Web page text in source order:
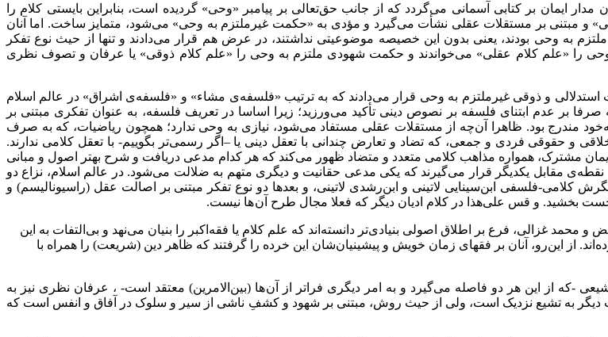
ایمان بر کتابی آسمانی می‌گردد که از جانب حق‌تعالی بر پیامبر «وحی» گردیده است، بنابراین بایستی کلام را
و مبتنی بر مستقلات عقلی نشأت می‌گیرد و مؤدی به «حکمت غیرملتزم به وحی» می‌شود، متمایز ساخت. اما آنان
به وحی بودند، یعنی بدون این خصیصه موضوعیتی نداشتند، در عرض هم قرار می‌دادند و تنها از حیث نوع تفکر
وحی را «علم کلام عقلی» می‌خواندند و حکمت شهودی ملتزم به وحی را «علم کلام ذوقی» یا عرفان و تصوف نظری
و ذوقی غیرملتزم به وحی قرار می‌دادند که به ترتیب «فلسفه‌ی مشاء» و «فلسفه‌ی اشراق» در عالم اسلام
صرفا بر عدم ابتنای فلسفه بر نصوص دینی تأکید می‌ورزید؛ زیرا اساسا در تعریف فلسفه، به عنوان تفکری مبتنی بر
مندرج بود. ظاهرا آن‌چه از مستقلات عقلی مستفاد می‌شود، نیازی به وحی ندارد؛ همچون ریاضیات، که به صرف
و حقوقی فردی و جمعی، که تضاد و تعارض چندانی با تعقل دینی یا –اگر رسمی‌تر بگوییم- با تعقل کلامی ندارند.
مشترک، همواره مذاهب کلامی متعدد و متضاد ظهور می‌کند که هر کدام مدعی دریافت و شرح بهتر اصول و مبانی
نقطه‌ی مقابل یکدیگر قرار می‌گیرند که یکی مدعی حقانیت و دیگری متهم به ضلالت می‌شود. در عالم اسلام، نزاع دو
فلسفی ابن‌سینایی لاتینی و ابن‌رشدی لاتینی، و بعدها دو نوع تفکر مبتنی بر اصالت عقل (راسیونالیسم) و
بخشید. و قس علی‌هذا در کلام ادیان دیگر که فعلا مجال طرح آن ها نیست.
غزالی، فرع بر اطلاق اصولی بنیادی‌تر دانسته‌اند که علم کلام یا فقه‌اکبر را بنیان می‌نهد و بی‌التفات به این
از این‌رو، آنان بر فقهای زمان خویش و پیشینیان‌شان این خرده را گرفتند که ظاهر دین (شریعت) را همراه با
-که از این هر دو فاصله می‌گیرد و به امر دیگری فراتر از آن ها (بین‌الامرین) معتقد است- ، عرفان نظری نیز به
دیگر به تشیع نزدیک است، ولی از حیث روش، مبتنی بر شهود و کشفِ ناشی از سیر و سلوک در آفاق و انفس است که